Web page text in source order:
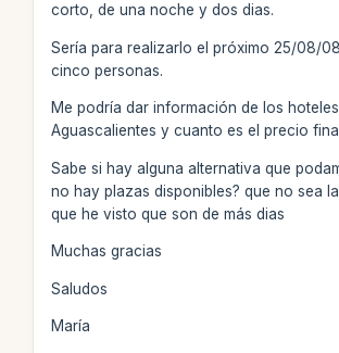
corto, de una noche y dos dias.
Sería para realizarlo el próximo 25/08/
cinco personas.
Me podría dar información de los
Aguascalientes y cuanto es el precio final
Sabe si hay alguna alternativa que
no hay plazas disponibles? que no sea
que he visto que son de más dias
Muchas gracias
Saludos
María